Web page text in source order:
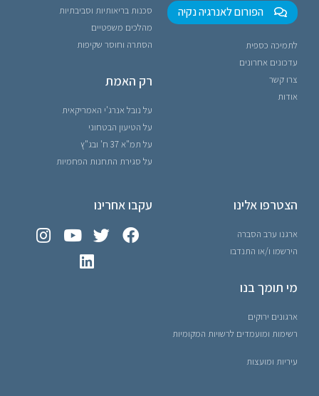
הפורום לאנרגיה נקיה
לתמיכה כספית
עדכונים אחרונים
צרו קשר
אודות
סכנות בריאותיות וסביבתיות
מהלכים משפטיים
הסתרה וחוסר שקיפות
רק האמת
על נובל אנרג'י האמריקאית
על הטיעון הבטחוני
על תמ"א 37 ח' ובג"ץ
על סגירת התחנות הפחמיות
הצטרפו אלינו
ארגנו ערב הסברה
הירשמו ו/או התנדבו
מי תומך בנו
ארגונים ירוקים
רשימות ומועמדים לרשויות המקומיות
עיריות ומועצות
עקבו אחרינו